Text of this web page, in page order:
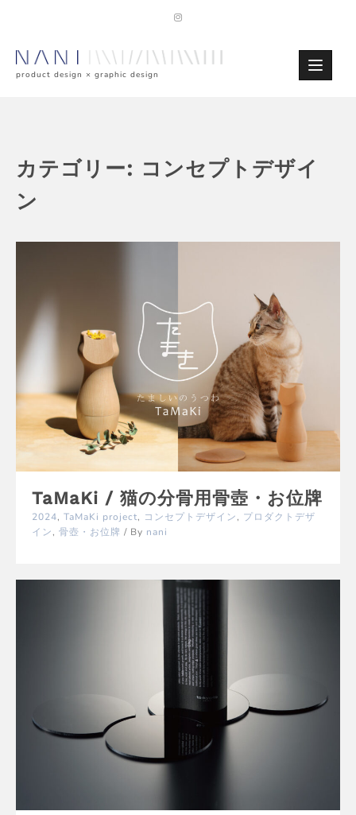
product design × graphic design
カテゴリー: コンセプトデザイ
ン
TaMaKi / 猫の分骨用骨壺・お位牌
2024, TaMaKi project, コンセプトデザイン, プロダクトデザ
イン, 骨壺・お位牌 / By nani